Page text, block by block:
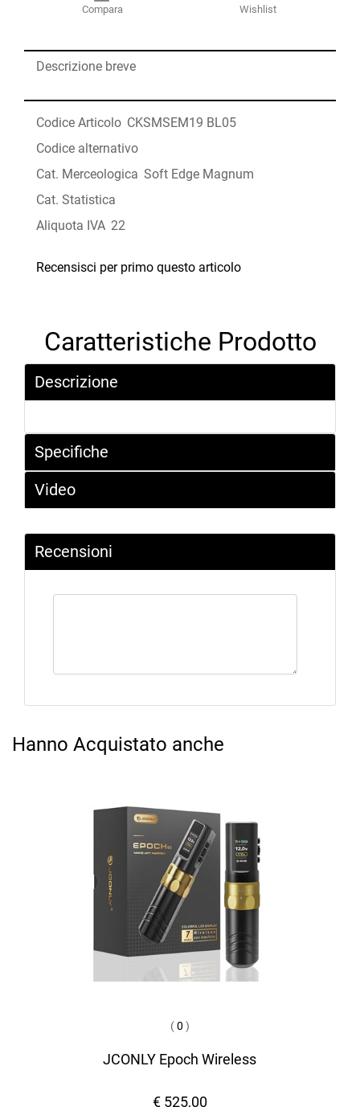
Compara Wishlist
Descrizione breve
Codice Articolo CKSMSEM19 BL05
Codice alternativo
Cat. Merceologica Soft Edge Magnum
Cat. Statistica
Aliquota IVA 22
Recensisci per primo questo articolo
Caratteristiche Prodotto
Descrizione
Specifiche
Video
Recensioni
Hanno Acquistato anche
(0 )
JCONLY Epoch Wireless
€ 525,00